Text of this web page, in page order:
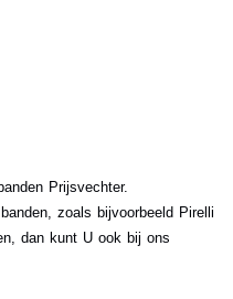
Prijsvechter.
zoals bijvoorbeeld Pirelli
dan kunt U ook bij ons